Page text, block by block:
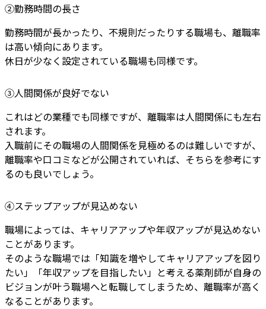
②勤務時間の長さ
勤務時間が長かったり、不規則だったりする職場も、離職率
は高い傾向にあります。
休日が少なく設定されている職場も同様です。
③人間関係が良好でない
これはどの業種でも同様ですが、離職率は人間関係にも左右
されます。
入職前にその職場の人間関係を見極めるのは難しいですが、
離職率や口コミなどが公開されていれば、そちらを参考にす
るのも良いでしょう。
④ステップアップが見込めない
職場によっては、キャリアアップや年収アップが見込めない
ことがあります。
そのような職場では「知識を増やしてキャリアアップを図り
たい」「年収アップを目指したい」と考える薬剤師が自身の
ビジョンが叶う職場へと転職してしまうため、離職率が高く
なることがあります。